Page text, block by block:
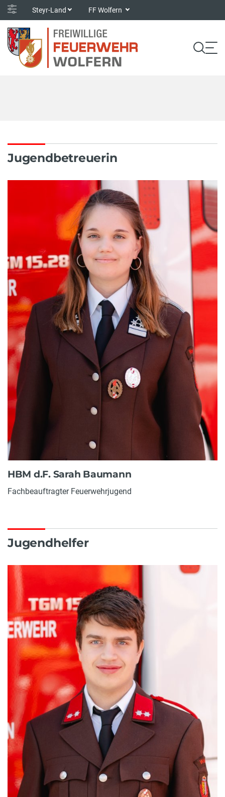
Steyr-Land FF Wolfern
Jugendbetreuerin
HBM d.F. Sarah Baumann
Fachbeauftragter Feuerwehrjugend
Jugendhelfer